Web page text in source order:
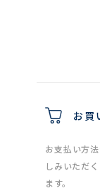
お買
お支払い方
しみいただ
ます。